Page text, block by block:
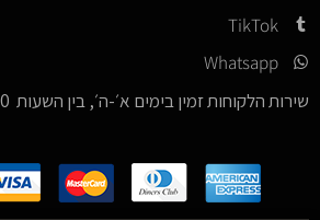
TikTok
Whatsapp
שירות הלקוחות זמין בימים א׳-ה׳, בין השעות 10:00-17:00